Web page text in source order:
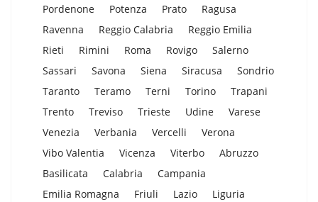
Pordenone
Potenza Prato
Ragusa
Ravenna
Reggio Calabria
Reggio Emilia
Rieti
Rimini Roma Rovigo
Salerno
Sassari
Savona Siena Siracusa
Sondrio
Taranto
Teramo Terni Torino
Trapani
Trento
Treviso Trieste Udine
Varese
Venezia
Verbania Vercelli
Verona
Vibo Valentia
Vicenza Viterbo
Abruzzo
Basilicata
Calabria
Campania
Emilia Romagna
Friuli Lazio
Liguria